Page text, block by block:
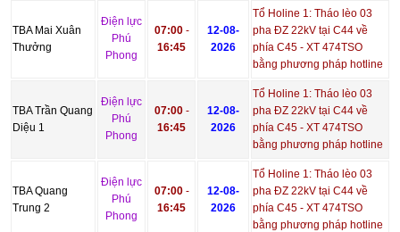
TBA Mai Xuân
Thưởng
Điện lực
Phú
Phong
07:00-
16:45
12-08-
2026
Tổ Holine 1: Tháo lèo 03
pha ĐZ 22kV tại C44 về
phía C45 - XT 474TSO
bằng phương pháp hotline
TBA Trần Quang
Diệu 1
Điện lực
Phú
Phong
07:00-
16:45
12-08-
2026
Tổ Holine 1: Tháo lèo 03
pha ĐZ 22kV tại C44 về
phía C45 - XT 474TSO
bằng phương pháp hotline
TBA Quang
Trung 2
Điện lực
Phú
Phong
07:00-
16:45
12-08-
2026
Tổ Holine 1: Tháo lèo 03
pha ĐZ 22kV tại C44 về
phía C45 - XT 474TSO
bằng phương pháp hotline